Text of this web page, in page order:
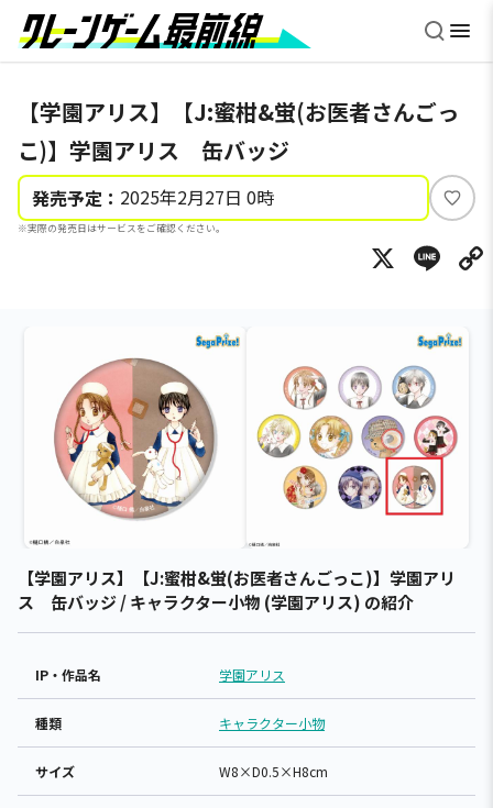
【学園アリス】【J:蜜柑&蛍(お医者さんごっ
こ)】学園アリス 缶バッジ
発売予定： 2025年2月27日 0時
※実際の発売日はサービスをご確認ください。
い
ね
X
【学園アリス】【J:蜜柑&蛍(お医者さんごっこ)】学園アリ
ス 缶バッジ / キャラクター小物 (学園アリス) の紹介
IP・作品名 学園アリス
種類 キャラクター小物
サイズ W8×D0.5×H8cm